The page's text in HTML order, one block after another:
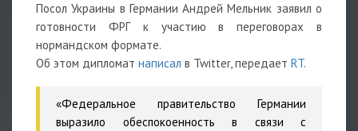
Посол Украины в Германии Андрей Мельник заявил о
готовности ФРГ к участию в переговорах в
нормандском формате.
Об этом дипломат написал в Twitter, передает RT.
«Федеральное правительство Германии
выразило обеспокоенность в связи с